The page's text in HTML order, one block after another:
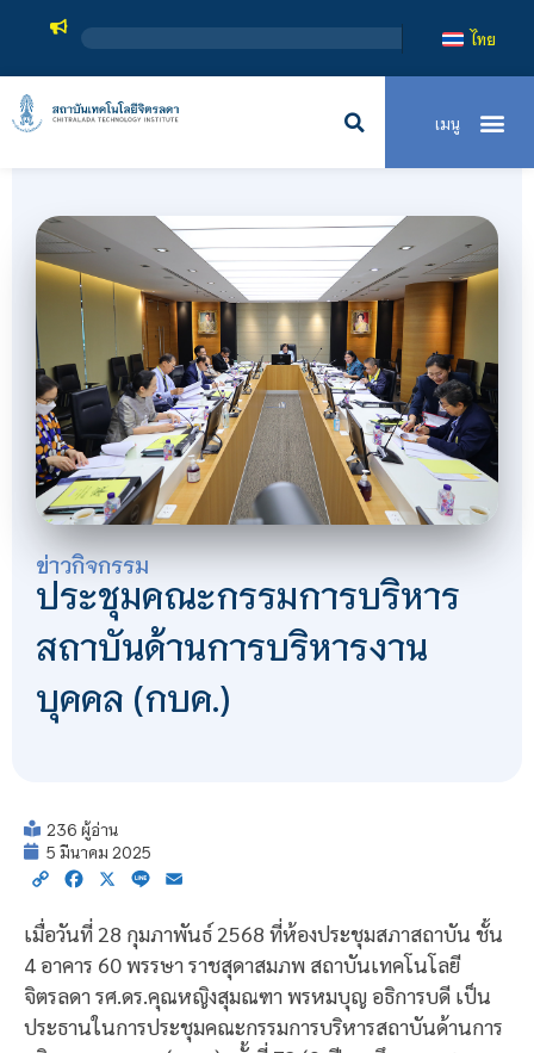
สถาบันเทคโนโลยีจิตรลด
ไทย
ข่าวกิจกรรม
ประชุมคณะกรรมการบริหาร
สถาบันด้านการบริหารงาน
บุคคล (กบค.)
236 ผู้อ่าน
5 มีนาคม 2025
Copy Facebook
X Line
เมื่อวันที่ 28 กุมภาพันธ์ 2568 ที่ห้องประชุมสภาสถาบัน ชั้น
4 อาคาร 60 พรรษา ราชสุดาสมภพ สถาบันเทคโนโลยี
จิตรลดา รศ.ดร.คุณหญิงสุมณฑา พรหมบุญ อธิการบดี เป็น
ประธานในการประชุมคณะกรรมการบริหารสถาบันด้านการ